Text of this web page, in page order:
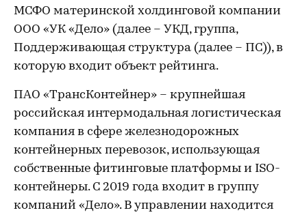
МСФО материнской холдинговой компании
ООО «УК «Дело» (далее – УКД, группа,
Поддерживающая структура (далее – ПС)), в
которую входит объект рейтинга.
ПАО «ТрансКонтейнер» – крупнейшая
российская интермодальная логистическая
компания в сфере железнодорожных
контейнерных перевозок, использующая
собственные фитинговые платформы и ISO-
контейнеры. С 2019 года входит в группу
компаний «Дело». В управлении находится